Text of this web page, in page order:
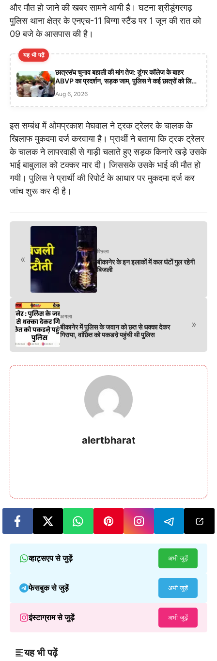
और मौत हो जाने की खबर सामने आयी है। घटना श्रीडूंगरगढ़
पुलिस थाना क्षेत्र के एनएच-11 बिग्गा स्टैंड पर 1 जून की रात को
09 बजे के आसपास की है।
यह भी पढ़ें
छात्रसंघ चुनाव बहाली की मांग तेज: डूंगर कॉलेज के बाहर
ABVP का प्रदर्शन, सड़क जाम, पुलिस ने कई छात्रों को लिया
Aug 6, 2026
इस सम्बंध में ओमप्रकाश मेघवाल ने ट्रक ट्रेलर के चालक के
खिलाफ मुकदमा दर्ज करवाया है। प्रार्थी ने बताया कि ट्रक ट्रेलर
के चालक ने लापरवाही से गाड़ी चलाते हुए सड़क किनारे खड़े उसके
भाई बाबुलाल को टक्कर मार दी। जिससके उसके भाई की मौत हो
गयी। पुलिस ने प्रार्थी की रिपोर्ट के आधार पर मुकदमा दर्ज कर
जांच शुरू कर दी है।
«
पिछला
बीकानेर के इन इलाकों में कल घंटों गुल रहेगी
बिजली
अगला
बीकानेर में पुलिस के जवान को छत से धक्का देकर
गिराया, वांछित को पकडऩे पहुंची थी पुलिस
»
alertbharat
व्हाट्सएप से जुड़ें अभी जुड़ें
फेसबुक से जुड़ें अभी जुड़ें
इंस्टाग्राम से जुड़ें अभी जुड़ें
यह भी पढ़ें